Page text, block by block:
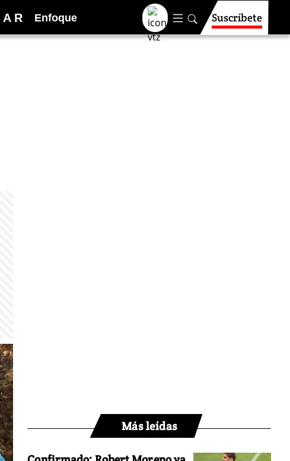
A R Enfoque Suscríbete
Más leídas